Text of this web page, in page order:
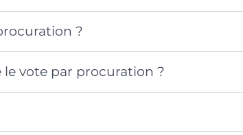
?
vote par procuration ?